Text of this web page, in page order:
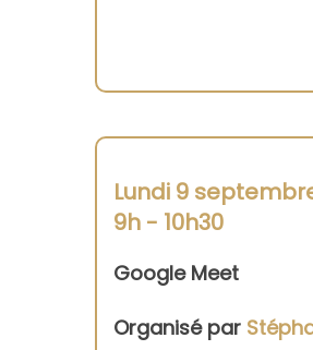
Lundi 9
9h - 10h30
Google Meet
Organisé par